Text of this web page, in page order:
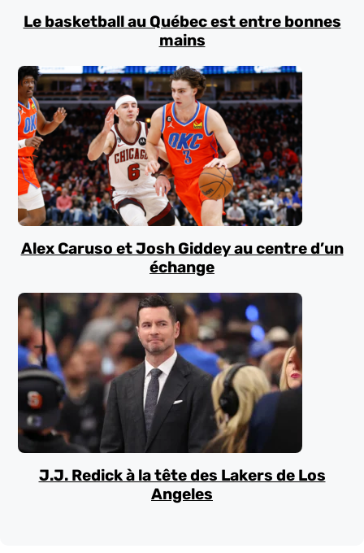
Le basketball au Québec est entre bonnes
mains
Alex Caruso et Josh Giddey au centre d’un
échange
J.J. Redick à la tête des Lakers de Los
Angeles